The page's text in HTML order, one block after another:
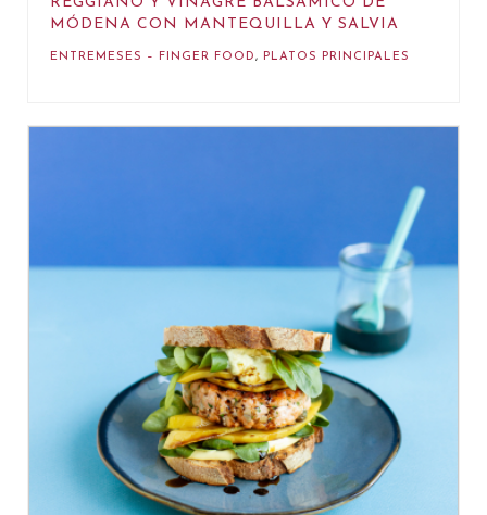
MÓDENA CON MANTEQUILLA Y SALVIA
ENTREMESES – FINGER FOOD, PLATOS PRINCIPALES